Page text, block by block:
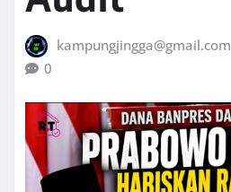
kampungjingga@gmail.com
0